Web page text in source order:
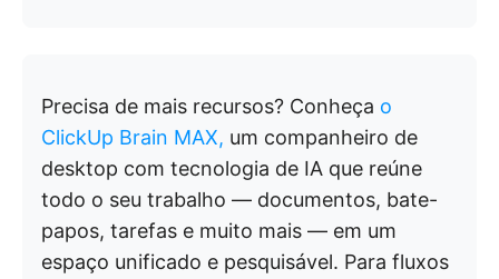
Precisa de mais recursos? Conheça o
ClickUp Brain MAX, um companheiro de
desktop com tecnologia de IA que reúne
todo o seu trabalho — documentos, bate-
papos, tarefas e muito mais — em um
espaço unificado e pesquisável. Para fluxos